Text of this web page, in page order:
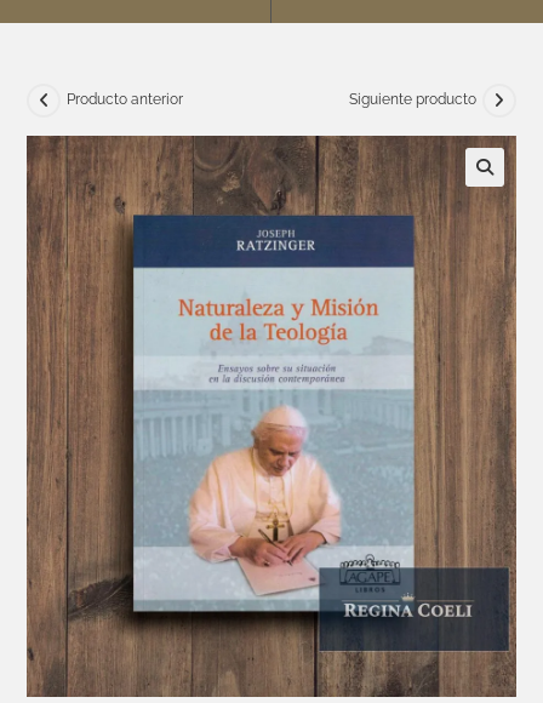
Producto anterior Siguiente producto